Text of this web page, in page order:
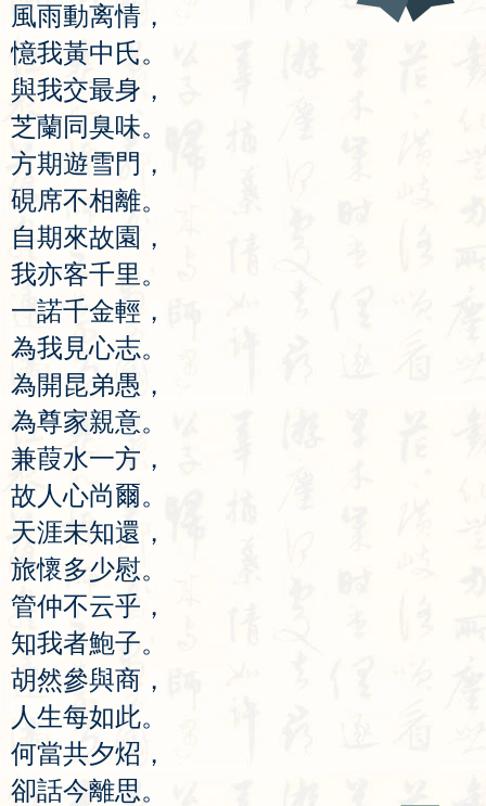
風雨動离情 ，
憶我黃中氏。
與我交最身 ，
芝蘭同臭味。
方期遊雪門 ，
硯席不相離。
自期來故園 ，
我亦客千里。
一諾千金輕 ，
為我 見心志。
為開昆弟愚 ，
為尊家親意。
兼葭水一方 ，
故 人心尚爾。
天涯未知還 ，
旅懷多少慰。
管仲不云乎 ，
知我者鮑子。
胡然參與商 ，
人生每如此。
何當共夕炤 ，
卻話今離思。